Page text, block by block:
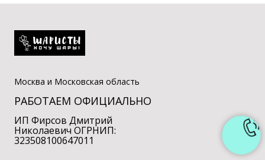
Москва и Московская область
РАБОТАЕМ ОФИЦИАЛЬНО
ИП Фирсов Дмитрий
Николаевич ОГРНИП:
323508100647011